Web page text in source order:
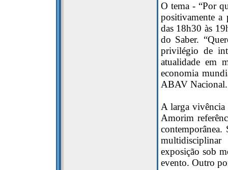
O tema - “Por
positivamente a
das 18h30 às
do Saber.
privilégio de
atualidade em
economia
ABAV Nacional.
A larga vivência
Amorim
exposição sob
evento. Outro